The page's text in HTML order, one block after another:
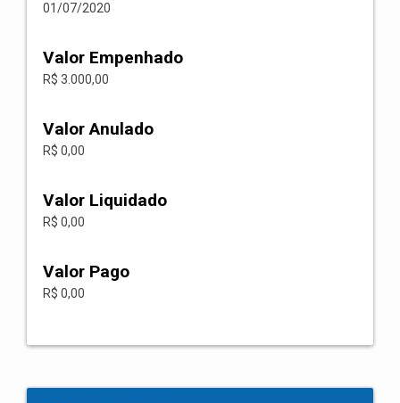
01/07/2020
Valor Empenhado
R$ 3.000,00
Valor Anulado
R$ 0,00
Valor Liquidado
R$ 0,00
Valor Pago
R$ 0,00